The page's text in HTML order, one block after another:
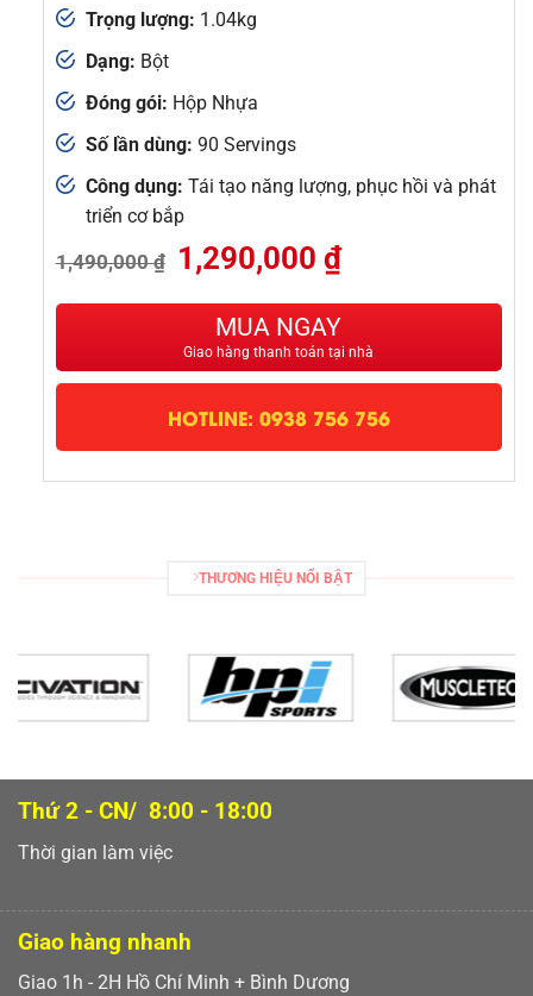
Trọng lượng: 1.04kg
Dạng: Bột
Đóng gói: Hộp Nhựa
Số lần dùng: 90 Servings
Công dụng: Tái tạo năng lượng, phục hồi và phát
triển cơ bắp
1,490,000₫
Giá
gốc
là:
1,490,000 ₫.
1,290,000 ₫Giá
hiện
tại
là:
1,290,000 ₫.
MUA NGAY
Giao hàng thanh toán tại nhà
HOTLINE: 0938 756 756
THƯƠNG HIỆU NỔI BẬT
Thứ 2 - CN/ 8:00 - 18:00
Thời gian làm việc
Giao hàng nhanh
Giao 1h - 2H Hồ Chí Minh + Bình Dương